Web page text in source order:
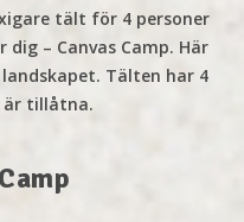
tält för 4 personer
– Canvas Camp. Här
Tälten har 4
är tillåtna.